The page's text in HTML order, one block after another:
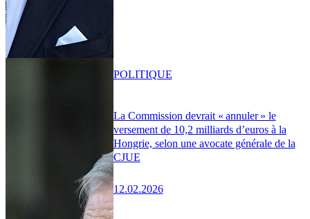
La Commission devrait « annuler » le
versement de 10,2 milliards d’euros à la
Hongrie, selon une avocate générale de la
CJUE
12.02.2026
POLITIQUE